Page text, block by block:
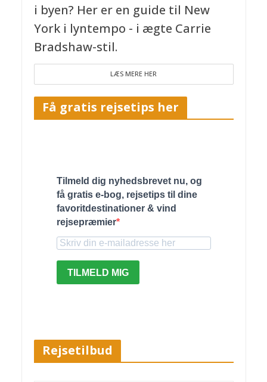
i byen? Her er en guide til New
York i lyntempo - i ægte Carrie
Bradshaw-stil.
LÆS MERE HER
Få gratis rejsetips her
Tilmeld dig nyhedsbrevet nu, og
få gratis e-bog, rejsetips til dine
favoritdestinationer & vind
rejsepræmier
TILMELD MIG
Rejsetilbud